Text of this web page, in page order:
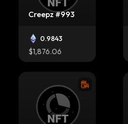
Creepz #993
0.9843
$1,876.06